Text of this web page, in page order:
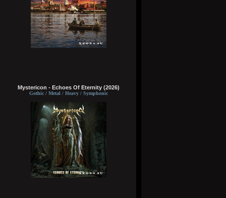
Mystericon - Echoes Of Eternity (2026)
Gothic / Metal / Heavy / Symphonic